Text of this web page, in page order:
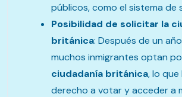
públicos, como el sistema de
Posibilidad de solicitar la
británica: Después de un
muchos inmigrantes optan
ciudadanía británica, lo
derecho a votar y acceder a